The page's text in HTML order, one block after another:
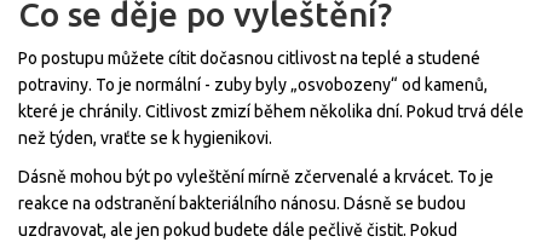
Co se děje po vyleštění?
Po postupu můžete cítit dočasnou citlivost na teplé a studené
potraviny. To je normální - zuby byly „osvobozeny“ od kamenů,
které je chránily. Citlivost zmizí během několika dní. Pokud trvá déle
než týden, vraťte se k hygienikovi.
Dásně mohou být po vyleštění mírně zčervenalé a krvácet. To je
reakce na odstranění bakteriálního nánosu. Dásně se budou
uzdravovat, ale jen pokud budete dále pečlivě čistit. Pokud